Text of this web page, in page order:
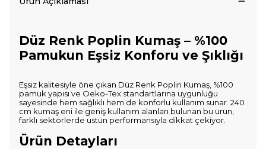
Düz Renk Poplin Kumaş – %100
Pamukun Eşsiz Konforu ve Şıklığı
Eşsiz kalitesiyle öne çıkan Düz Renk Poplin Kumaş, %100
pamuk yapısı ve Oeko-Tex standartlarına uygunluğu
sayesinde hem sağlıklı hem de konforlu kullanım sunar. 240
cm kumaş eni ile geniş kullanım alanları bulunan bu ürün,
farklı sektörlerde üstün performansıyla dikkat çekiyor.
Ürün Detayları